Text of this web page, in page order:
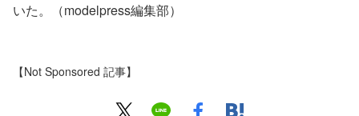
いた。（modelpress編集部）
【Not Sponsored 記事】